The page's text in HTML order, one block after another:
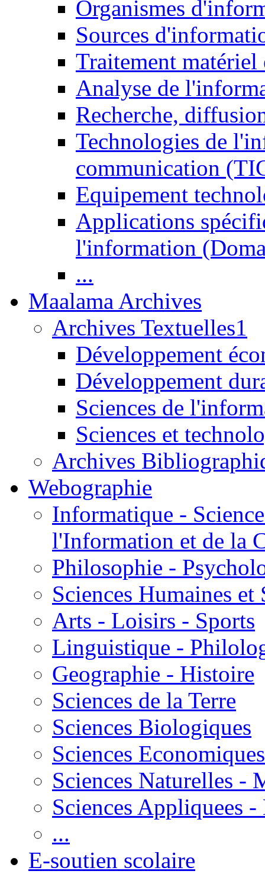
Organismes
Sources
Traitement matériel
Analyse de
Recherche,
Technologies de
communication
Equipement
Applications
l'information
...
Maalama Archives
Archives Textuelles1
Développement
Développement
Sciences de
Sciences et
Archives
Webographie
Informatique -
l'Information et de la
Philosophie -
Sciences Humaines et
Arts - Loisirs - Sports
Linguistique -
Geographie - Histoire
Sciences de la Terre
Sciences Biologiques
Sciences Economiques
Sciences Naturelles -
Sciences Appliquees
...
E-soutien scolaire